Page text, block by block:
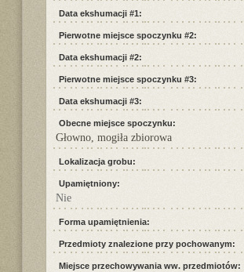
Data ekshumacji #1:
Pierwotne miejsce spoczynku #2:
Data ekshumacji #2:
Pierwotne miejsce spoczynku #3:
Data ekshumacji #3:
Obecne miejsce spoczynku:
Głowno, mogiła zbiorowa
Lokalizacja grobu:
Upamiętniony:
Nie
Forma upamiętnienia:
Przedmioty znalezione przy pochowanym:
Miejsce przechowywania ww. przedmiotów: